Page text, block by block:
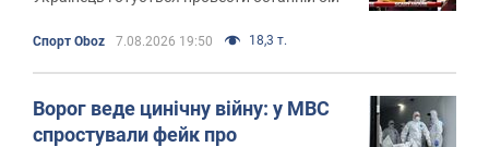
Спорт Oboz 7.08.2026 19:50 18,3 т.
Ворог веде цинічну війну: у МВС
спростували фейк про